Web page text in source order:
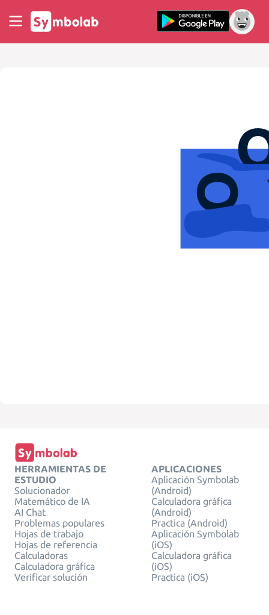
HERRAMIENTAS DE
ESTUDIO
Solucionador
Matemático de IA
AI Chat
Problemas populares
Hojas de trabajo
Hojas de referencia
Calculadoras
Calculadora gráfica
Verificar solución
APLICACIONES
Aplicación Symbolab
(Android)
Calculadora gráfica
(Android)
Practica (Android)
Aplicación Symbolab
(iOS)
Calculadora gráfica
(iOS)
Practica (iOS)